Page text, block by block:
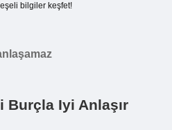
bilgiler keşfet!
Burçla Iyi Anlaşır